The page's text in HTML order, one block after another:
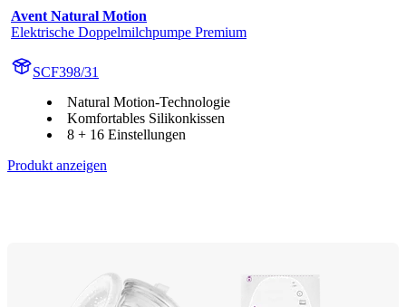
Avent Natural Motion
Elektrische Doppelmilchpumpe Premium
SCF398/31
Natural Motion-Technologie
Komfortables Silikonkissen
8 + 16 Einstellungen
Produkt anzeigen